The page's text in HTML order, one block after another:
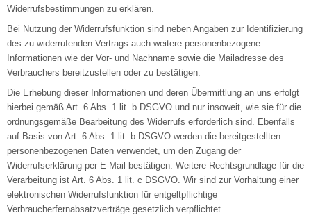
Widerrufsbestimmungen zu erklären.
Bei Nutzung der Widerrufsfunktion sind neben Angaben zur Identifizierung
des zu widerrufenden Vertrags auch weitere personenbezogene
Informationen wie der Vor- und Nachname sowie die Mailadresse des
Verbrauchers bereitzustellen oder zu bestätigen.
Die Erhebung dieser Informationen und deren Übermittlung an uns erfolgt
hierbei gemäß Art. 6 Abs. 1 lit. b DSGVO und nur insoweit, wie sie für die
ordnungsgemäße Bearbeitung des Widerrufs erforderlich sind. Ebenfalls
auf Basis von Art. 6 Abs. 1 lit. b DSGVO werden die bereitgestellten
personenbezogenen Daten verwendet, um den Zugang der
Widerrufserklärung per E-Mail bestätigen. Weitere Rechtsgrundlage für die
Verarbeitung ist Art. 6 Abs. 1 lit. c DSGVO. Wir sind zur Vorhaltung einer
elektronischen Widerrufsfunktion für entgeltpflichtige
Verbraucherfernabsatzverträge gesetzlich verpflichtet.